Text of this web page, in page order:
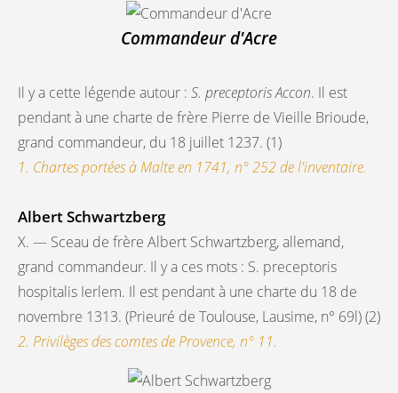
Commandeur d'Acre
Il y a cette légende autour : S. preceptoris Accon. Il est
pendant à une charte de frère Pierre de Vieille Brioude,
grand commandeur, du 18 juillet 1237. (1)
1. Chartes portées à Malte en 1741, n° 252 de l'inventaire.
Albert Schwartzberg
X. — Sceau de frère Albert Schwartzberg, allemand,
grand commandeur. Il y a ces mots : S. preceptoris
hospitalis Ierlem. Il est pendant à une charte du 18 de
novembre 1313. (Prieuré de Toulouse, Lausime, n° 69l) (2)
2. Privilèges des comtes de Provence, n° 11.